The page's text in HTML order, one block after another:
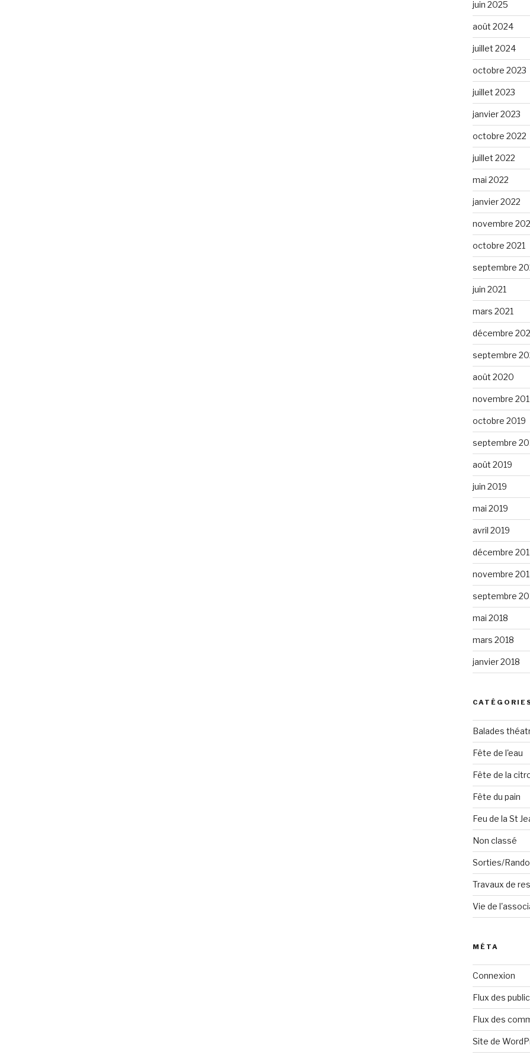
juin 2025
août 2024
juillet 2024
octobre 2023
juillet 2023
janvier 2023
octobre 2022
juillet 2022
mai 2022
janvier 2022
novembre
octobre 2021
septembre
juin 2021
mars 2021
décembre
septembre
août 2020
novembre
octobre 2019
septembre
août 2019
juin 2019
mai 2019
avril 2019
décembre
novembre
septembre
mai 2018
mars 2018
janvier 2018
Balades
Fête de l'eau
Fête de la
Fête du pain
Feu de la St
Non classé
Sorties/
Travaux de
Vie de
MÉTA
Connexion
Flux des
Flux des
Site de